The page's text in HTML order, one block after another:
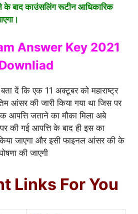
के बाद काउंसलिंग रूटीन आधिकारिक
Answer Key 2021
दें कि एक 11 अक्टूबर को महाराष्ट्र
आंसर की जारी किया गया था जिस पर
आपत्ति जताने का मौका मिला अबे
की गई आपत्ति के बाद ही इस का
जाएगा और इसी फाइनल आंसर की के
की जाएगी
Links For You